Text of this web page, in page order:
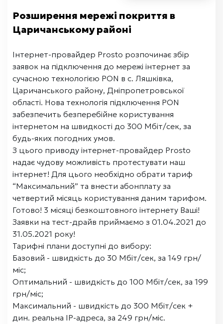
Розширення мережі покриття в
Царичанському районі
Інтернет-провайдер Prosto розпочинає збір
заявок на підключення до мережі інтернет за
сучасною технологією PON в с. Ляшківка,
Царичанського району, Дніпропетровської
області. Нова технологія підключення PON
забезпечить безперебійне користування
інтернетом на швидкості до 300 Мбіт/сек, за
будь-яких погодних умов.
З цього приводу інтернет-провайдер Prosto
надає чудову можливість протестувати наш
інтернет! Для цього необхідно обрати тариф
“Максимальний” та внести абонплату за
четвертий місяць користування даним тарифом.
Готово! 3 місяці безкоштовного інтернету Ваші!
Заявки на тест-драйв приймаємо з 01.04.2021 до
31.05.2021 року!
Тарифні плани доступні до вибору:
Базовий - швидкість до 30 Мбіт/сек, за 149 грн/
міс;
Оптимальний - швидкість до 100 Мбіт/сек, за 199
грн/міс;
Максимальний - швидкість до 300 Мбіт/сек +
дин. реальна IP-адреса, за 249 грн/міс.